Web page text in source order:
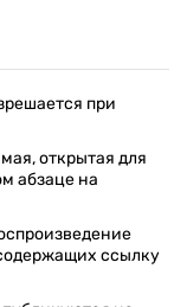
при
открытая для
абзаце на
ссылку